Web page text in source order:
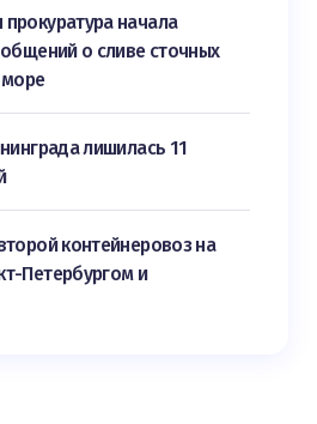
начала
о сливе сточных
море
лишилась 11
контейнеровоз на
Петербургом и